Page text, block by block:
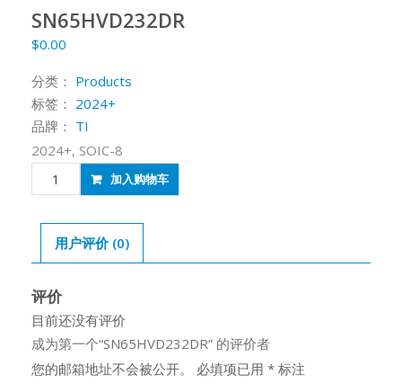
SN65HVD232DR
$0.00
分类： Products
标签： 2024+
品牌： TI
2024+, SOIC-8
SN65HVD232DR
数
加入购物车
用户评价 (0)
评价
目前还没有评价
成为第一个“SN65HVD232DR” 的评价者
您的邮箱地址不会被公开。
必填项已用 * 标注